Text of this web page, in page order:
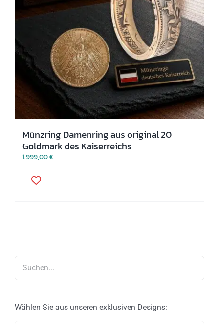
Münzring Damenring aus original 20
Goldmark des Kaiserreichs
1.999,00€
Produkt
Produktseite
gewählt
Wählen Sie aus unseren exklusiven Designs: